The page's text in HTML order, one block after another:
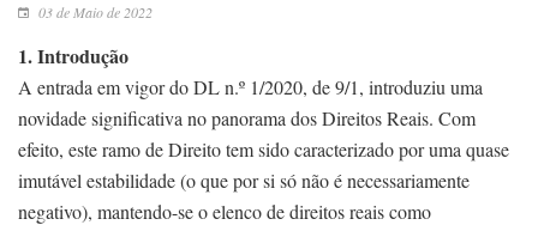
03 de Maio de 2022
1. Introdução
A entrada em vigor do DL n.º 1/2020, de 9/1, introduziu uma
novidade significativa no panorama dos Direitos Reais. Com
efeito, este ramo de Direito tem sido caracterizado por uma quase
imutável estabilidade (o que por si só não é necessariamente
negativo), mantendo-se o elenco de direitos reais como